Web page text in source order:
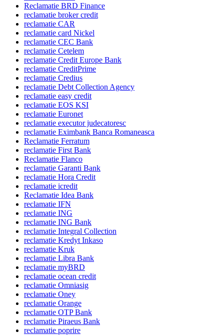
Reclamatie BRD Finance
reclamatie broker credit
reclamatie CAR
reclamatie card Nickel
reclamatie CEC Bank
reclamatie Cetelem
reclamatie Credit Europe Bank
reclamatie CreditPrime
reclamatie Credius
reclamatie Debt Collection Agency
reclamatie easy credit
reclamatie EOS KSI
reclamatie Euronet
reclamatie executor judecatoresc
reclamatie Eximbank Banca Romaneasca
Reclamatie Ferratum
reclamatie First Bank
Reclamatie Flanco
reclamatie Garanti Bank
reclamatie Hora Credit
reclamatie icredit
Reclamatie Idea Bank
reclamatie IFN
reclamatie ING
reclamatie ING Bank
reclamatie Integral Collection
reclamatie Kredyt Inkaso
reclamatie Kruk
reclamatie Libra Bank
reclamatie myBRD
reclamatie ocean credit
reclamatie Omniasig
reclamatie Oney
reclamatie Orange
reclamatie OTP Bank
reclamatie Piraeus Bank
reclamatie poprire